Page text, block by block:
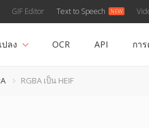
GIF Editor Text to Speech
ปลง OCR API กา
RGBA เป็น HEIF